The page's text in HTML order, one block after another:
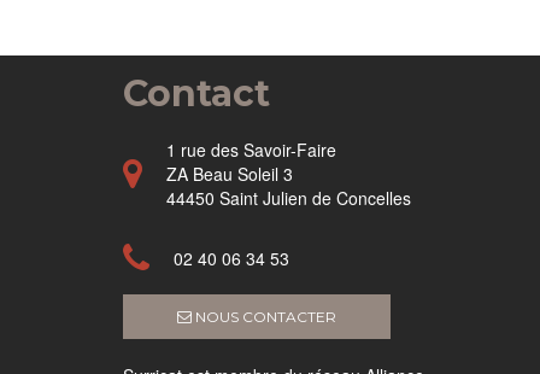
Contact
1 rue des Savoir-Faire
ZA Beau Soleil 3
44450 Saint Julien de Concelles
02 40 06 34 53
NOUS CONTACTER